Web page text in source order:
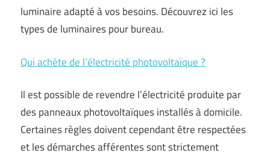
luminaire adapté à vos besoins. Découvrez ici les
types de luminaires pour bureau.
Qui achète de l’électricité photovoltaïque ?
Il est possible de revendre l’électricité produite par
des panneaux photovoltaïques installés à domicile.
Certaines règles doivent cependant être respectées
et les démarches afférentes sont strictement